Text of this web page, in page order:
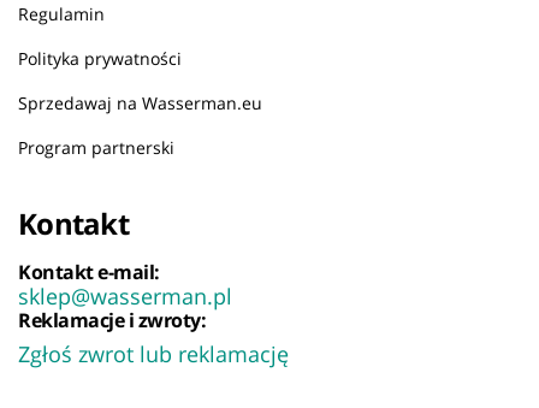
Regulamin
Polityka prywatności
Sprzedawaj na Wasserman.eu
Program partnerski
Kontakt
Kontakt e-mail:
sklep@wasserman.pl
Reklamacje i zwroty:
Zgłoś zwrot lub reklamację